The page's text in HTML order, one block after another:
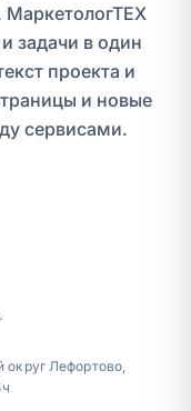
МаркетологТЕХ
задачи в один
проекта и
и новые
сервисами.
Лефортово,